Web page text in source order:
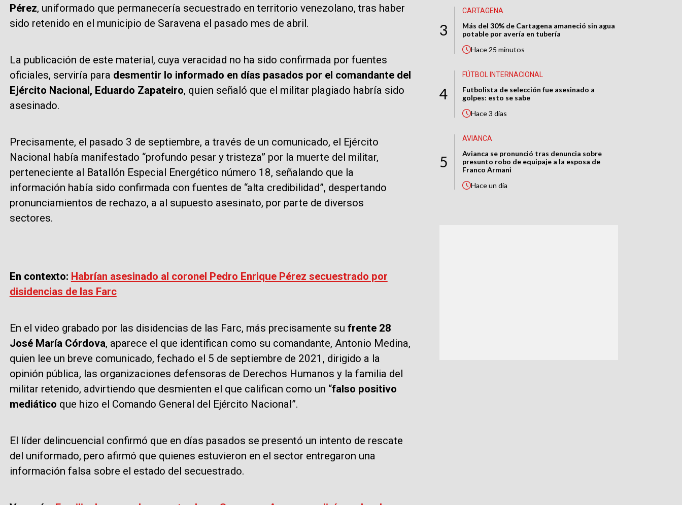
Pérez, uniformado que permanecería secuestrado en territorio venezolano, tras haber
sido retenido en el municipio de Saravena el pasado mes de abril.
La publicación de este material, cuya veracidad no ha sido confirmada por fuentes
oficiales, serviría para desmentir lo informado en días pasados por el comandante del
Ejército Nacional, Eduardo Zapateiro, quien señaló que el militar plagiado habría sido
asesinado.
Precisamente, el pasado 3 de septiembre, a través de un comunicado, el Ejército
Nacional había manifestado “profundo pesar y tristeza” por la muerte del militar,
perteneciente al Batallón Especial Energético número 18, señalando que la
información había sido confirmada con fuentes de “alta credibilidad”, despertando
pronunciamientos de rechazo, a al supuesto asesinato, por parte de diversos
sectores.
En contexto: Habrían asesinado al coronel Pedro Enrique Pérez secuestrado por
disidencias de las Farc
En el video grabado por las disidencias de las Farc, más precisamente su frente 28
José María Córdova, aparece el que identifican como su comandante, Antonio Medina,
quien lee un breve comunicado, fechado el 5 de septiembre de 2021, dirigido a la
opinión pública, las organizaciones defensoras de Derechos Humanos y la familia del
militar retenido, advirtiendo que desmienten el que califican como un “falso positivo
mediático que hizo el Comando General del Ejército Nacional”.
El líder delincuencial confirmó que en días pasados se presentó un intento de rescate
del uniformado, pero afirmó que quienes estuvieron en el sector entregaron una
información falsa sobre el estado del secuestrado.
3
CARTAGENA
Más del 30% de Cartagena amaneció sin agua
potable por avería en tubería
Hace25 minutos
4
FÚTBOL INTERNACIONAL
Futbolista de selección fue asesinado a
golpes: esto se sabe
Hace3 días
5
AVIANCA
Avianca se pronunció tras denuncia sobre
presunto robo de equipaje a la esposa de
Franco Armani
Haceun día